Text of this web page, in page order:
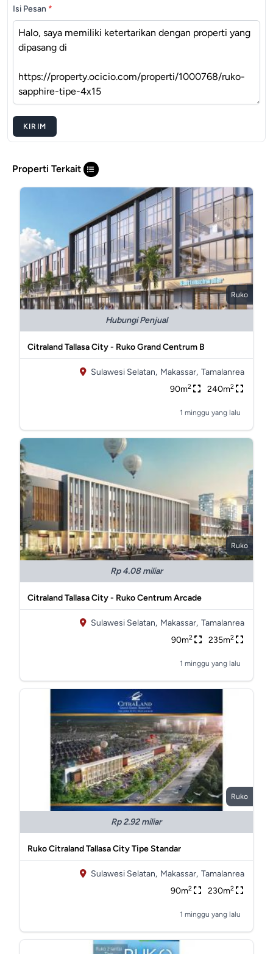
Isi Pesan *
KIRIM
Properti Terkait
Ruko
Hubungi Penjual
Citraland Tallasa City - Ruko Grand Centrum B
Sulawesi Selatan, Makassar, Tamalanrea
90m2 240m2
1 minggu yang lalu
Ruko
Rp 4.08 miliar
Citraland Tallasa City - Ruko Centrum Arcade
Sulawesi Selatan, Makassar, Tamalanrea
90m2 235m2
1 minggu yang lalu
Ruko
Rp 2.92 miliar
Ruko Citraland Tallasa City Tipe Standar
Sulawesi Selatan, Makassar, Tamalanrea
90m2 230m2
1 minggu yang lalu